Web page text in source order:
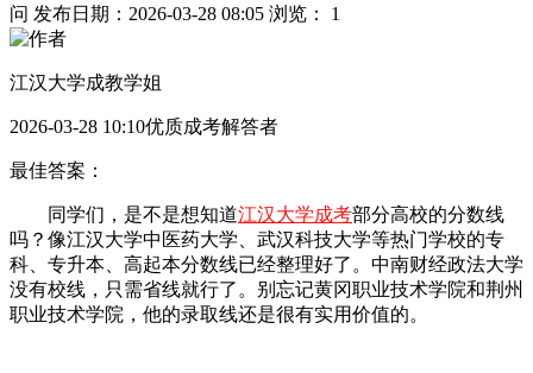
问 发布日期：2026-03-28 08:05 浏览： 1
江汉大学成教学姐
2026-03-28 10:10优质成考解答者
最佳答案：
同学们，是不是想知道江汉大学成考部分高校的分数线
吗？像江汉大学中医药大学、武汉科技大学等热门学校的专
科、专升本、高起本分数线已经整理好了。中南财经政法大学
没有校线，只需省线就行了。别忘记黄冈职业技术学院和荆州
职业技术学院，他的录取线还是很有实用价值的。